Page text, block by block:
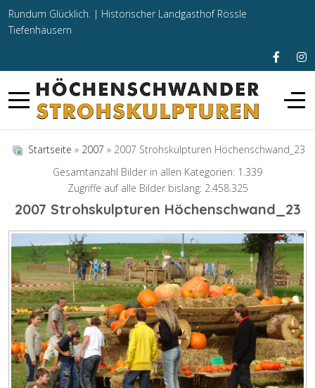
Rundum Glücklich. | Historischer Landgasthof Rössle
Tiefenhäusern
Startseite » 2007 » 2007 Strohskulpturen Höchenschwand_23
Gesamtanzahl Bilder in allen Kategorien: 1.339
Zugriffe auf alle Bilder bislang: 2.458.325
2007 Strohskulpturen Höchenschwand_23